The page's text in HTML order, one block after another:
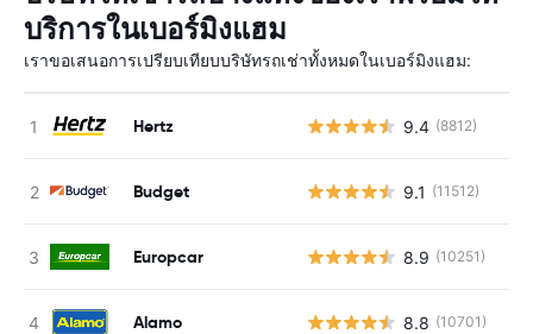
บริการในเบอร์มิงแฮม
เราขอเสนอการเปรียบเทียบบริษัทรถเช่าทั้งหมดในเบอร์มิงแฮม:
Hertz 9.4 (8812)
Budget 9.1 (11512)
Europcar 8.9 (10251)
Alamo 8.8 (10701)